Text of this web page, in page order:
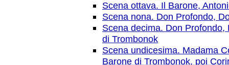
Scena ottava. Il Barone,
Scena nona. Don Profondo,
Scena decima. Don
di Trombonok
Scena undicesima. Madama
Barone di Trombonok, poi